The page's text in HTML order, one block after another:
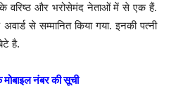
के वरिष्ठ और भरोसेमंद नेताओं में से एक हैं.
से सम्मानित किया गया. इनकी पत्नी
है.
नंबर की सूची